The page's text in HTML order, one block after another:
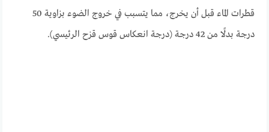
قطرات الماء قبل أن يخرج، مما يتسبب في خروج الضوء بزاوية 50
درجة بدلًا من 42 درجة (درجة انعكاس قوس قزح الرئيسي).